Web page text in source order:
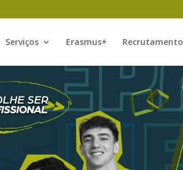
Serviços Erasmus+ Recrutamento